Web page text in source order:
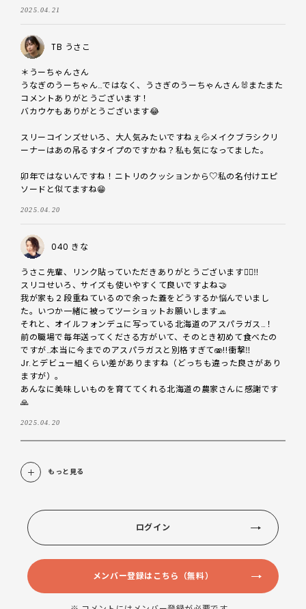
2025.04.21
TB うさこ
＊うーちゃんさん
うなぎのうーちゃん…ではなく、うさぎのうーちゃんさん🐰またまた
コメントありがとうございます！
バカウケもありがとうございます😂
スリーコインズせいろ、大人気みたいですねぇ💦メイクブラシクリ
ーナーはあの吊るすタイプのですかね？私も気になってました。
卯年ではないんですね！ニトリのクッションから♡私の名付けエピ
ソードと似てますね😁
2025.04.20
040 きな
うさこ先輩、リンク貼っていただきありがとうございます🙇‍♀️‼️
スリコせいろ、サイズも使いやすくて良いですよね🤝
我が家も２段重ねているので余った蓋をどうするか悩んでいまし
た。いつか一緒に被ってツーショットお願いします🧢
それと、オイルフォンデュに写っている北海道のアスパラガス…！
前の職場で毎年送ってくださる方がいて、そのとき初めて食べたの
ですが…本当に今までのアスパラガスと別格すぎて🫨‼️衝撃‼️
Jr.とデビュー組くらい差がありますね（どっちも違った良さがあり
ますが）。
あんなに美味しいものを育ててくれる北海道の農家さんに感謝です
🙏
2025.04.20
もっと見る
ログイン
メンバー登録はこちら（無料）